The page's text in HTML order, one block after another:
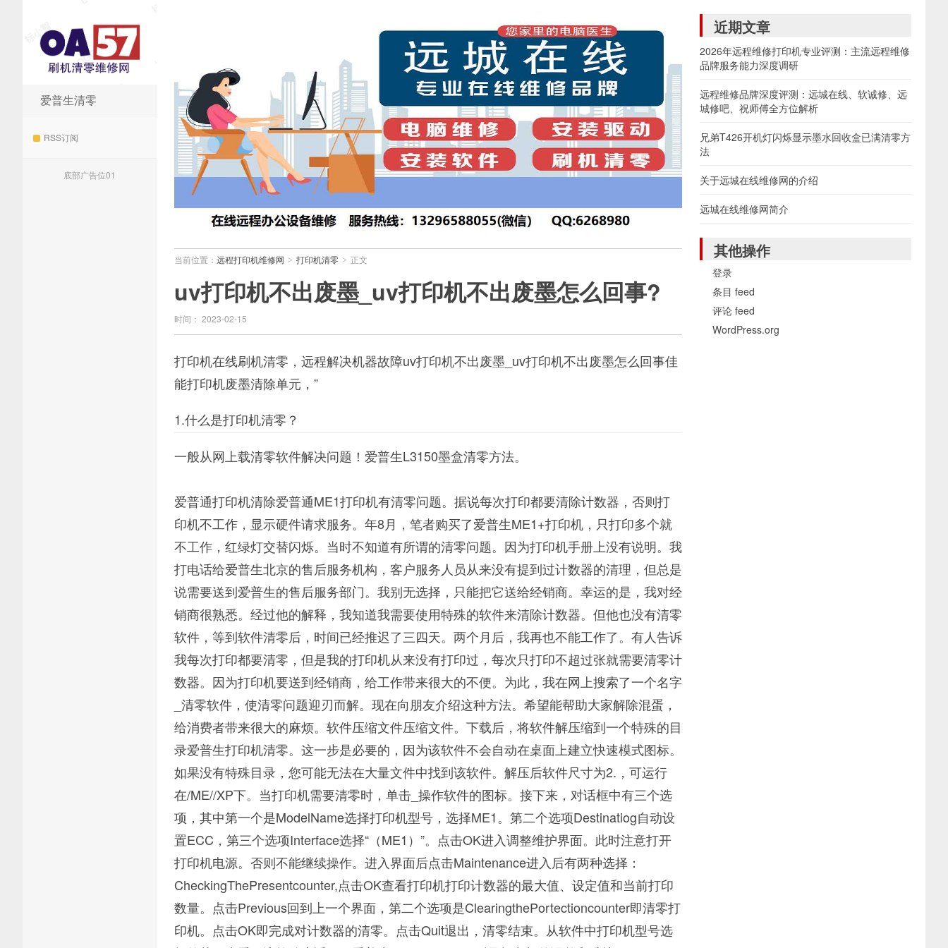
爱普生清零
RSS订阅
底部广告位01
当前位置： 远程打印机维修网 > 打印机清零 > 正文
uv打印机不出废墨_uv打印机不出废墨怎么回事?
时间： 2023-02-15
打印机在线刷机清零，远程解决机器故障uv打印机不出废墨_uv打印机不出废墨怎么回事佳
能打印机废墨清除单元，”
1.什么是打印机清零？
一般从网上载清零软件解决问题！爱普生L3150墨盒清零方法。
爱普通打印机清除爱普通ME1打印机有清零问题。据说每次打印都要清除计数器，否则打
印机不工作，显示硬件请求服务。年8月，笔者购买了爱普生ME1+打印机，只打印多个就
不工作，红绿灯交替闪烁。当时不知道有所谓的清零问题。因为打印机手册上没有说明。我
打电话给爱普生北京的售后服务机构，客户服务人员从来没有提到过计数器的清理，但总是
说需要送到爱普生的售后服务部门。我别无选择，只能把它送给经销商。幸运的是，我对经
销商很熟悉。经过他的解释，我知道我需要使用特殊的软件来清除计数器。但他也没有清零
软件，等到软件清零后，时间已经推迟了三四天。两个月后，我再也不能工作了。有人告诉
我每次打印都要清零，但是我的打印机从来没有打印过，每次只打印不超过张就需要清零计
数器。因为打印机要送到经销商，给工作带来很大的不便。为此，我在网上搜索了一个名字
_清零软件，使清零问题迎刃而解。现在向朋友介绍这种方法。希望能帮助大家解除混蛋，
给消费者带来很大的麻烦。软件压缩文件压缩文件。下载后，将软件解压缩到一个特殊的目
录爱普生打印机清零。这一步是必要的，因为该软件不会自动在桌面上建立快速模式图标。
如果没有特殊目录，您可能无法在大量文件中找到该软件。解压后软件尺寸为2.，可运行
在/ME//XP下。当打印机需要清零时，单击_操作软件的图标。接下来，对话框中有三个选
项，其中第一个是ModelName选择打印机型号，选择ME1。第二个选项Destinatiog自动设
置ECC，第三个选项Interface选择“（ME1）”。点击OK进入调整维护界面。此时注意打开
打印机电源。否则不能继续操作。进入界面后点击Maintenance进入后有两种选择：
CheckingThePresentcounter,点击OK查看打印机打印计数器的最大值、设定值和当前打印
数量。点击Previous回到上一个界面，第二个选项是ClearingthePortectioncounter即清零打
印机。点击OK即完成对计数器的清零。点击Quit退出，清零结束。从软件中打印机型号选
近期文章
2026年远程维修打印机专业评测：主流远程维修
品牌服务能力深度调研
远程维修品牌深度评测：远城在线、软诚修、远
城修吧、祝师傅全方位解析
兄弟T426开机灯闪烁显示墨水回收盒已满清零方
法
关于远城在线维修网的介绍
远城在线维修网简介
其他操作
登录
条目 feed
评论 feed
WordPress.org